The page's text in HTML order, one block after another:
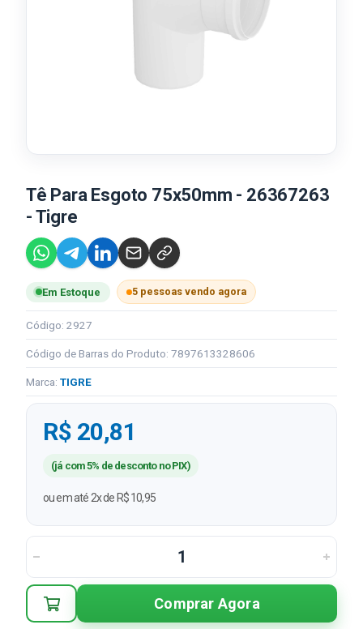
Tê Para Esgoto 75x50mm - 26367263
- Tigre
Em Estoque 5 pessoas vendo agora
Código: 2927
Código de Barras do Produto: 7897613328606
Marca: TIGRE
R$ 20,81
(já com 5% de desconto no PIX)
ou em até 2x de R$ 10,95
Comprar Agora